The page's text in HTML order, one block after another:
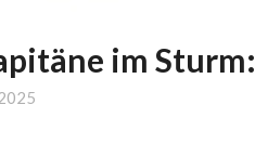
im Sturm: